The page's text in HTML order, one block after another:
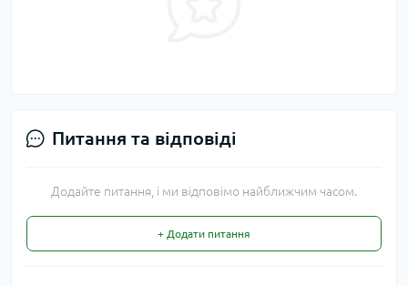
Питання та відповіді
Додайте питання, і ми відповімо найближчим часом.
+ Додати питання